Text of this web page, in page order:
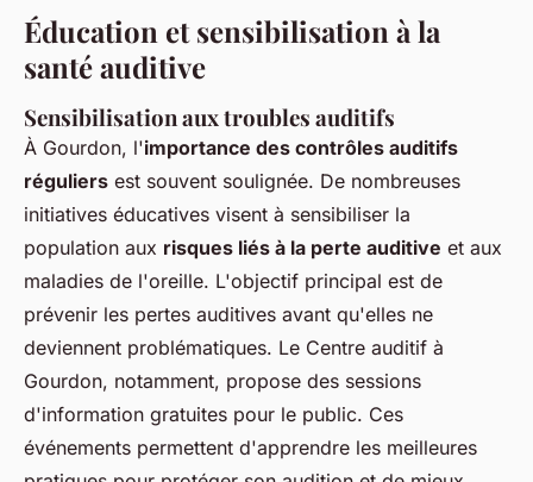
Éducation et sensibilisation à la
santé auditive
Sensibilisation aux troubles auditifs
À Gourdon, l'importance des contrôles auditifs
réguliers est souvent soulignée. De nombreuses
initiatives éducatives visent à sensibiliser la
population aux risques liés à la perte auditive et aux
maladies de l'oreille. L'objectif principal est de
prévenir les pertes auditives avant qu'elles ne
deviennent problématiques. Le Centre auditif à
Gourdon, notamment, propose des sessions
d'information gratuites pour le public. Ces
événements permettent d'apprendre les meilleures